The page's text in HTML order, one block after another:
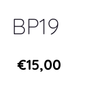
BP19
€15,00